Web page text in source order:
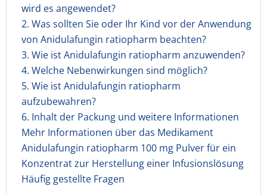
wird es angewendet?
2. Was sollten Sie oder Ihr Kind vor der Anwendung
von Anidulafungin ratiopharm beachten?
3. Wie ist Anidulafungin ratiopharm anzuwenden?
4. Welche Nebenwirkungen sind möglich?
5. Wie ist Anidulafungin ratiopharm
aufzubewahren?
6. Inhalt der Packung und weitere Informationen
Mehr Informationen über das Medikament
Anidulafungin ratiopharm 100 mg Pulver für ein
Konzentrat zur Herstellung einer Infusionslösung
Häufig gestellte Fragen